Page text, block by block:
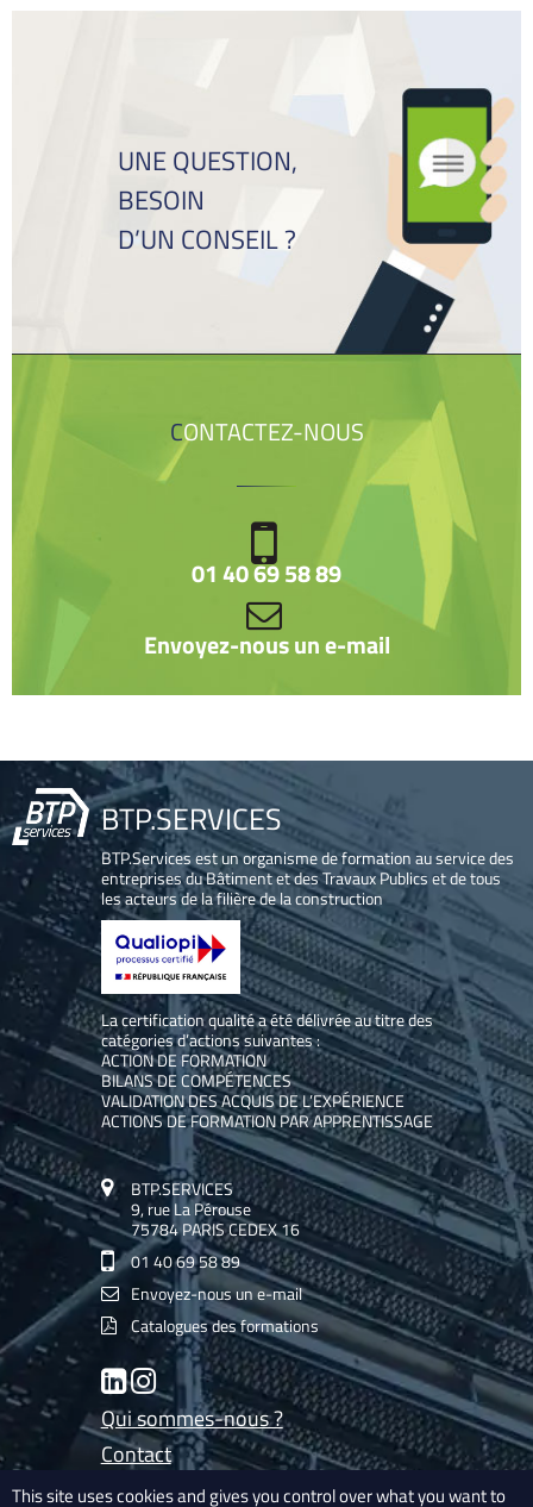
UNE QUESTION,
BESOIN
D’UN CONSEIL ?
CONTACTEZ-NOUS
01 40 69 58 89
Envoyez-nous un e-mail
BTP.SERVICES
BTP.Services est un organisme de formation au service des
entreprises du Bâtiment et des Travaux Publics et de tous
les acteurs de la filière de la construction
La certification qualité a été délivrée au titre des
catégories d’actions suivantes :
ACTION DE FORMATION
BILANS DE COMPÉTENCES
VALIDATION DES ACQUIS DE L’EXPÉRIENCE
ACTIONS DE FORMATION PAR APPRENTISSAGE
BTP.SERVICES
9, rue La Pérouse
75784 PARIS CEDEX 16
01 40 69 58 89
Envoyez-nous un e-mail
Catalogues des formations
LinkedInInstagram
Qui sommes-nous ?
Contact
Les experts de BTP.Services
This site uses cookies and gives you control over what you want to